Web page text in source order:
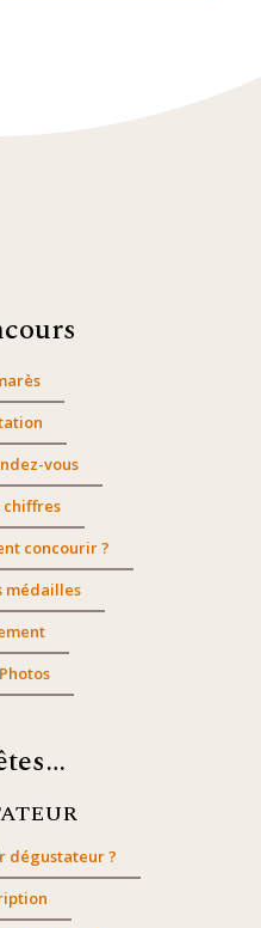
vous
chiffres
concourir ?
médailles
dégustateur ?